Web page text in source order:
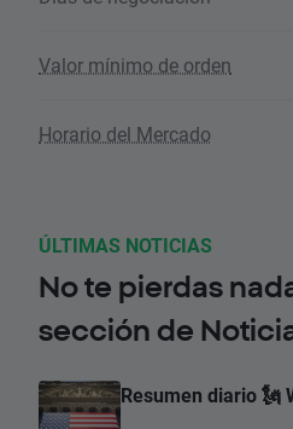
Valor mínimo de orden
Horario del Mercado
ÚLTIMAS NOTICIAS
No te pierdas
sección de
Resumen diario 🗽